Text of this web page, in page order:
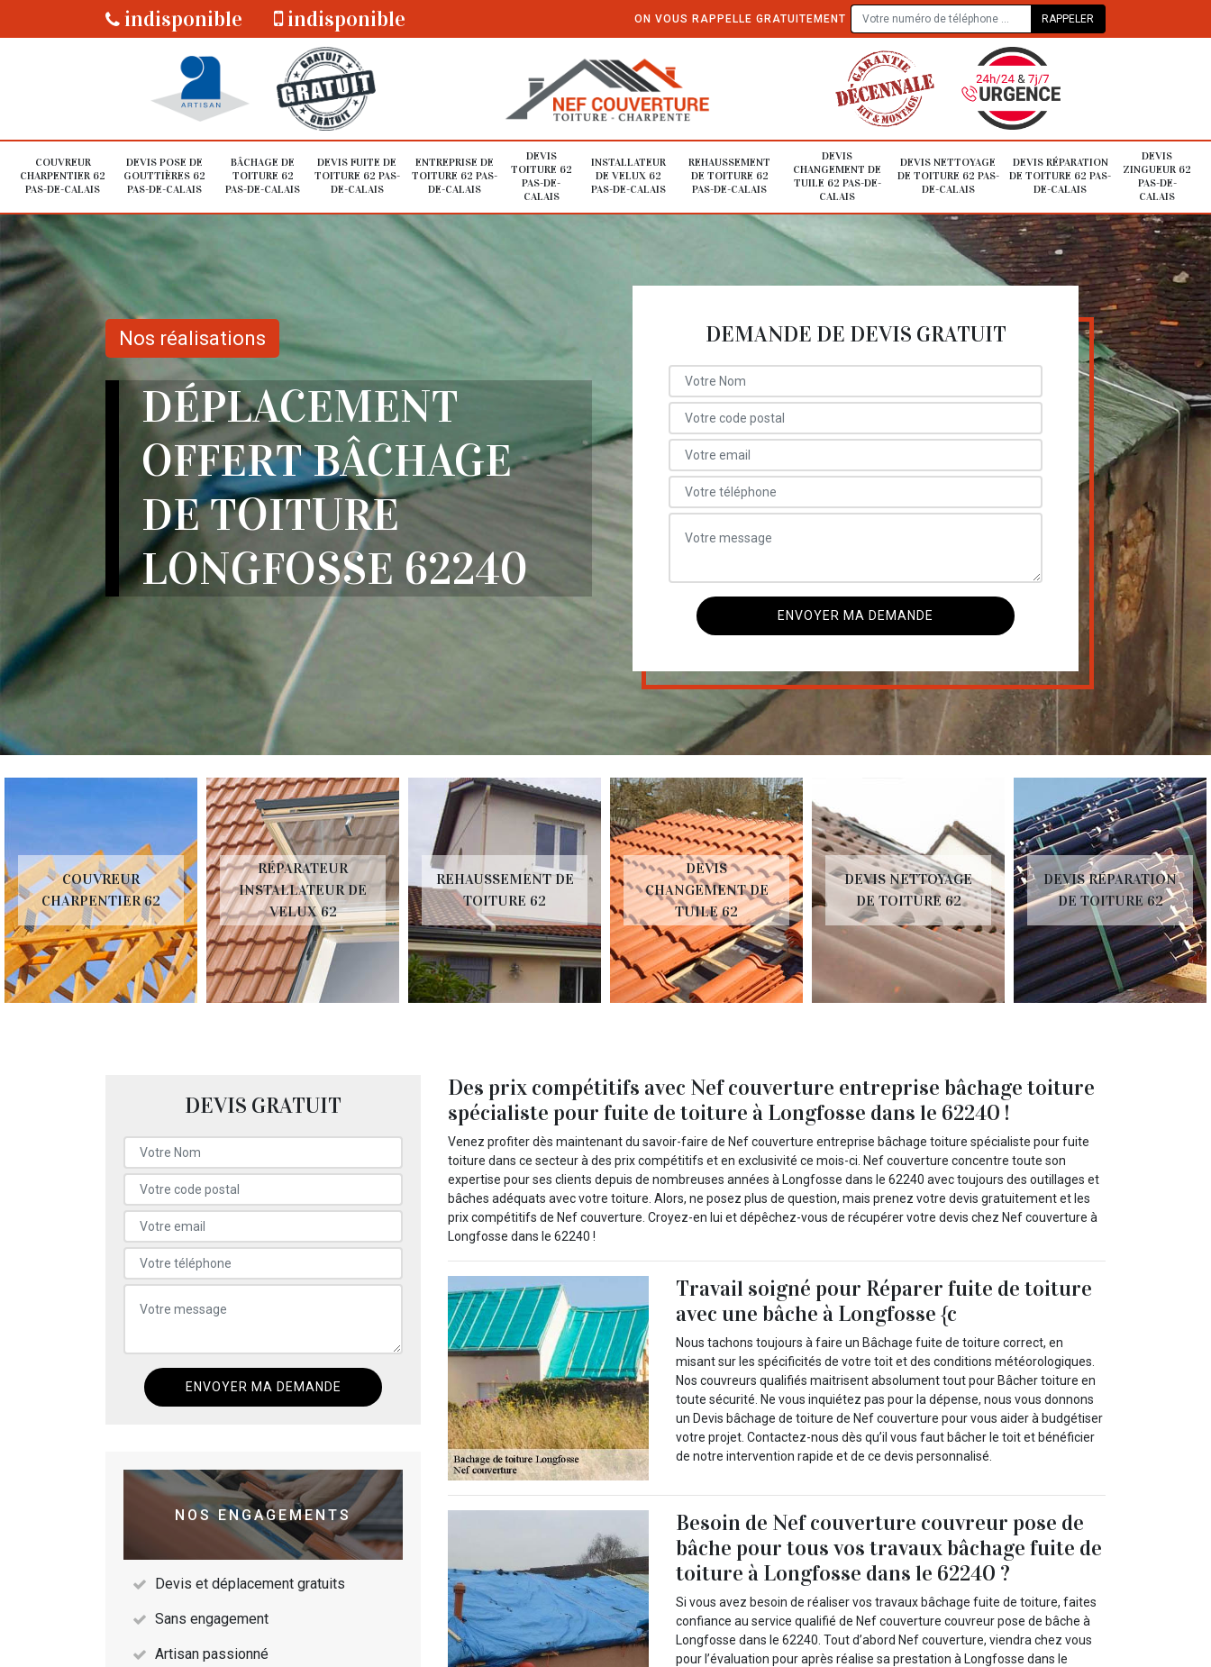
indisponible indisponible ON VOUS RAPPELLE GRATUITEMENT
COUVREUR
CHARPENTIER 62
PAS-DE-CALAIS
DEVIS POSE DE
GOUTTIÈRES 62
PAS-DE-CALAIS
BÂCHAGE DE
TOITURE 62
PAS-DE-CALAIS
DEVIS FUITE DE
TOITURE 62 PAS-
DE-CALAIS
ENTREPRISE DE
TOITURE 62 PAS-
DE-CALAIS
DEVIS
TOITURE 62
PAS-DE-
CALAIS
INSTALLATEUR
DE VELUX 62
PAS-DE-CALAIS
REHAUSSEMENT
DE TOITURE 62
PAS-DE-CALAIS
DEVIS
CHANGEMENT DE
TUILE 62 PAS-DE-
CALAIS
DEVIS NETTOYAGE
DE TOITURE 62 PAS-
DE-CALAIS
DEVIS RÉPARATION
DE TOITURE 62 PAS-
DE-CALAIS
DEVIS
ZINGUEUR 62
PAS-DE-
CALAIS
Nos réalisations
DÉPLACEMENT
OFFERT BÂCHAGE
DE TOITURE
LONGFOSSE 62240
DEMANDE DE DEVIS GRATUIT
COUVREUR
CHARPENTIER 62
RÉPARATEUR
INSTALLATEUR DE
VELUX 62
REHAUSSEMENT DE
TOITURE 62
DEVIS
CHANGEMENT DE
TUILE 62
DEVIS NETTOYAGE
DE TOITURE 62
DEVIS RÉPARATION
DE TOITURE 62
DEVIS GRATUIT
NOS ENGAGEMENTS
Devis et déplacement gratuits
Sans engagement
Artisan passionné
Des prix compétitifs avec Nef couverture entreprise bâchage toiture
spécialiste pour fuite de toiture à Longfosse dans le 62240 !
Venez profiter dès maintenant du savoir-faire de Nef couverture entreprise bâchage toiture spécialiste pour fuite
toiture dans ce secteur à des prix compétitifs et en exclusivité ce mois-ci. Nef couverture concentre toute son
expertise pour ses clients depuis de nombreuses années à Longfosse dans le 62240 avec toujours des outillages et
bâches adéquats avec votre toiture. Alors, ne posez plus de question, mais prenez votre devis gratuitement et les
prix compétitifs de Nef couverture. Croyez-en lui et dépêchez-vous de récupérer votre devis chez Nef couverture à
Longfosse dans le 62240 !
Travail soigné pour Réparer fuite de toiture
avec une bâche à Longfosse {c
Nous tachons toujours à faire un Bâchage fuite de toiture correct, en
misant sur les spécificités de votre toit et des conditions météorologiques.
Nos couvreurs qualifiés maitrisent absolument tout pour Bâcher toiture en
toute sécurité. Ne vous inquiétez pas pour la dépense, nous vous donnons
un Devis bâchage de toiture de Nef couverture pour vous aider à budgétiser
votre projet. Contactez-nous dès qu’il vous faut bâcher le toit et bénéficier
de notre intervention rapide et de ce devis personnalisé.
Besoin de Nef couverture couvreur pose de
bâche pour tous vos travaux bâchage fuite de
toiture à Longfosse dans le 62240 ?
Si vous avez besoin de réaliser vos travaux bâchage fuite de toiture, faites
confiance au service qualifié de Nef couverture couvreur pose de bâche à
Longfosse dans le 62240. Tout d’abord Nef couverture, viendra chez vous
pour l’évaluation pour après réalise sa prestation à Longfosse dans le